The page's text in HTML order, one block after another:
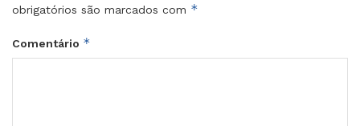
obrigatórios são marcados com *
Comentário *